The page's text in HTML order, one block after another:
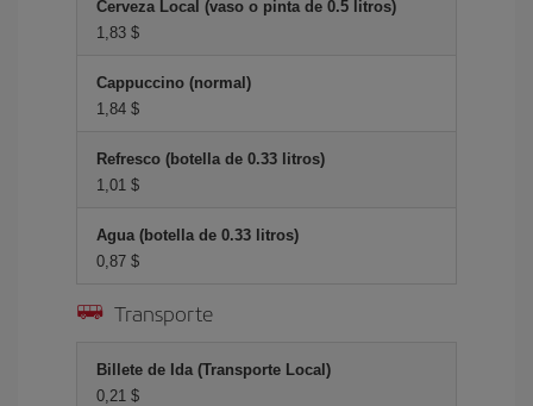
Cerveza Local (vaso o pinta de 0.5 litros)
1,83 $
Cappuccino (normal)
1,84 $
Refresco (botella de 0.33 litros)
1,01 $
Agua (botella de 0.33 litros)
0,87 $
Transporte
Billete de Ida (Transporte Local)
0,21 $